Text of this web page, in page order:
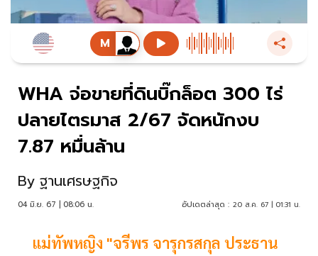
WHA จ่อขายที่ดินบิ๊กล็อต 300 ไร่
ปลายไตรมาส 2/67 จัดหนักงบ
7.87 หมื่นล้าน
By ฐานเศรษฐกิจ
04 มิ.ย. 67 | 08:06 น. อัปเดตล่าสุด : 20 ส.ค. 67 | 01:31 น.
แม่ทัพหญิง "จรีพร จารุกรสกุล ประธาน